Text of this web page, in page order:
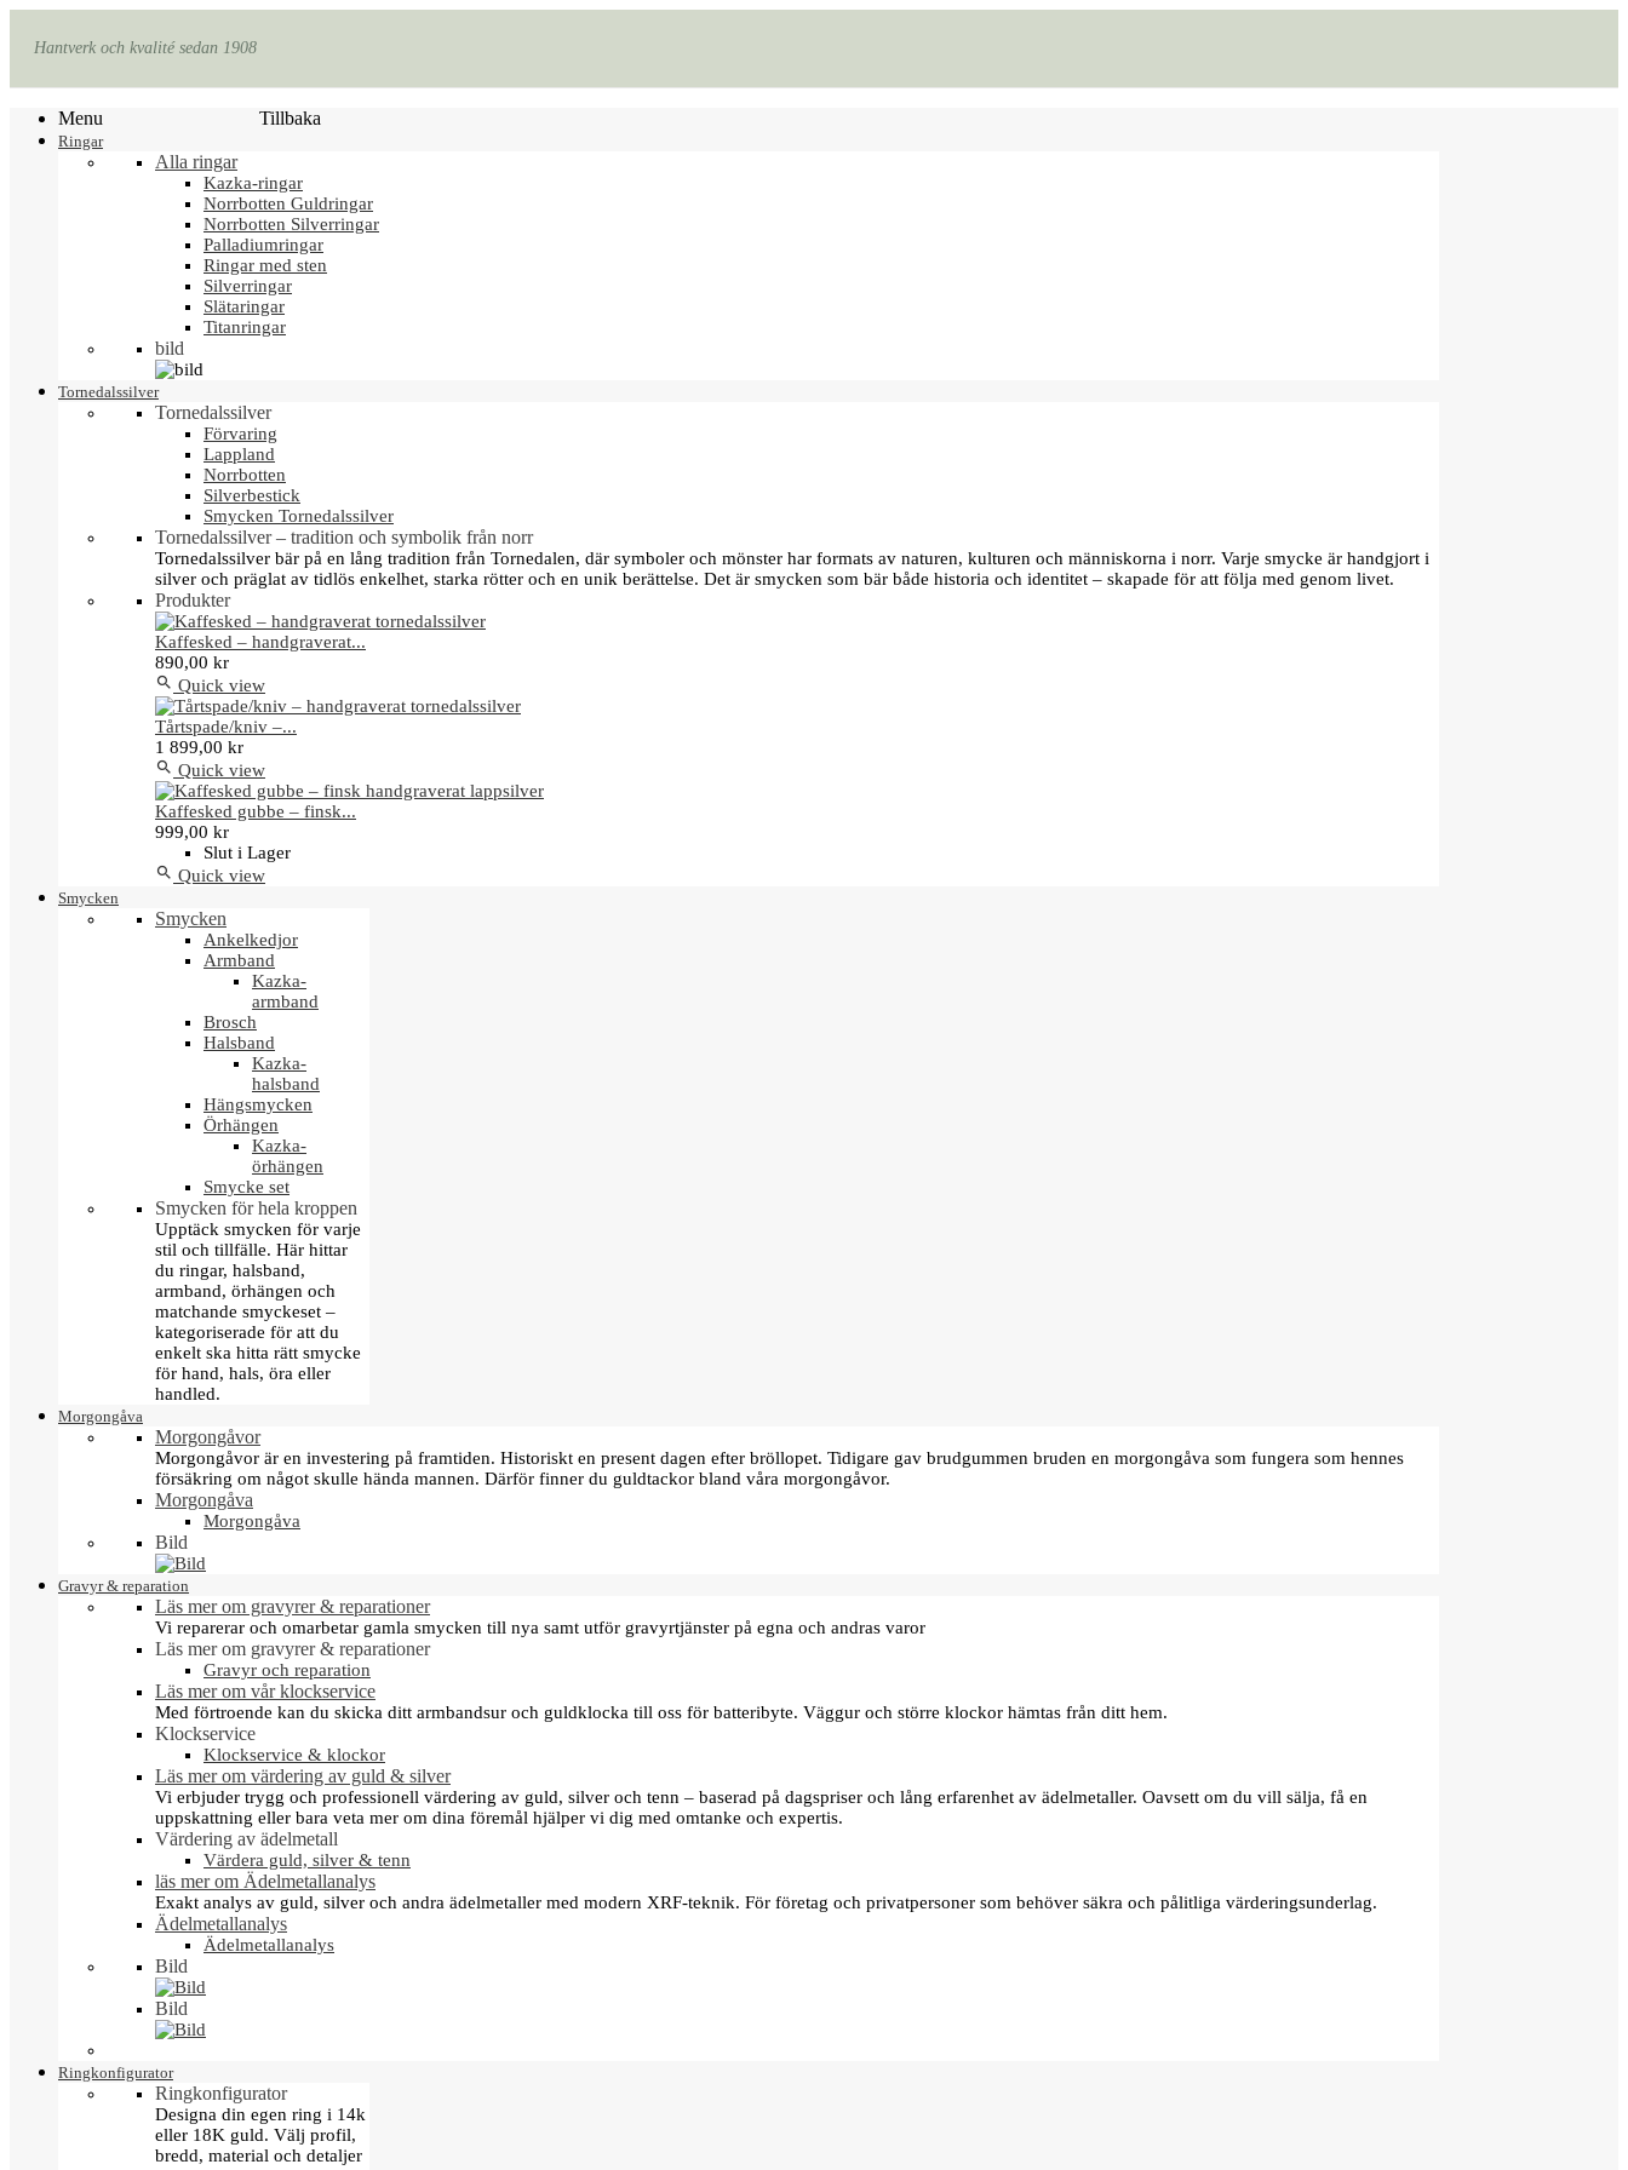
Hantverk och kvalité sedan 1908
Menu Tillbaka
Ringar
Alla ringar
Kazka-ringar
Norrbotten Guldringar
Norrbotten Silverringar
Palladiumringar
Ringar med sten
Silverringar
Slätaringar
Titanringar
bild
Tornedalssilver
Tornedalssilver
Förvaring
Lappland
Norrbotten
Silverbestick
Smycken Tornedalssilver
Tornedalssilver – tradition och symbolik från norr
Tornedalssilver bär på en lång tradition från Tornedalen, där symboler och mönster har formats av naturen, kulturen och människorna i norr. Varje smycke är handgjort i
silver och präglat av tidlös enkelhet, starka rötter och en unik berättelse. Det är smycken som bär både historia och identitet – skapade för att följa med genom livet.
Produkter
Kaffesked – handgraverat...
890,00 kr
 Quick view
Tårtspade/kniv –...
1 899,00 kr
 Quick view
Kaffesked gubbe – finsk...
999,00 kr
Slut i Lager
 Quick view
Smycken
Smycken
Ankelkedjor
Armband
Kazka-
armband
Brosch
Halsband
Kazka-
halsband
Hängsmycken
Örhängen
Kazka-
örhängen
Smycke set
Smycken för hela kroppen
Upptäck smycken för varje
stil och tillfälle. Här hittar
du ringar, halsband,
armband, örhängen och
matchande smyckeset –
kategoriserade för att du
enkelt ska hitta rätt smycke
för hand, hals, öra eller
handled.
Morgongåva
Morgongåvor
Morgongåvor är en investering på framtiden. Historiskt en present dagen efter bröllopet. Tidigare gav brudgummen bruden en morgongåva som fungera som hennes
försäkring om något skulle hända mannen. Därför finner du guldtackor bland våra morgongåvor.
Morgongåva
Morgongåva
Bild
Gravyr & reparation
Läs mer om gravyrer & reparationer
Vi reparerar och omarbetar gamla smycken till nya samt utför gravyrtjänster på egna och andras varor
Läs mer om gravyrer & reparationer
Gravyr och reparation
Läs mer om vår klockservice
Med förtroende kan du skicka ditt armbandsur och guldklocka till oss för batteribyte. Väggur och större klockor hämtas från ditt hem.
Klockservice
Klockservice & klockor
Läs mer om värdering av guld & silver
Vi erbjuder trygg och professionell värdering av guld, silver och tenn – baserad på dagspriser och lång erfarenhet av ädelmetaller. Oavsett om du vill sälja, få en
uppskattning eller bara veta mer om dina föremål hjälper vi dig med omtanke och expertis.
Värdering av ädelmetall
Värdera guld, silver & tenn
läs mer om Ädelmetallanalys
Exakt analys av guld, silver och andra ädelmetaller med modern XRF‑teknik. För företag och privatpersoner som behöver säkra och pålitliga värderingsunderlag.
Ädelmetallanalys
Ädelmetallanalys
Bild
Bild
Ringkonfigurator
Ringkonfigurator
Designa din egen ring i 14k
eller 18K guld. Välj profil,
bredd, material och detaljer